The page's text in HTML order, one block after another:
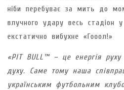
ніби перебуває за мить до
влучного удару весь стадіон
екстатично вибухне «Гооол!»
«PIT BULL™ – це енергія
духу. Саме тому наша
українським футбольним